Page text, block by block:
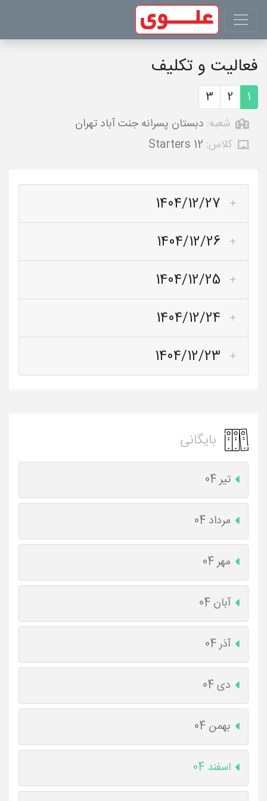
فعالیت و تکلیف
1
2
3
شعبه: دبستان پسرانه جنت آباد تهران
کلاس: Starters 12
1404/12/27
1404/12/26
1404/12/25
1404/12/24
1404/12/23
بایگانی
تیر 04
مرداد 04
مهر 04
آبان 04
آذر 04
دی 04
بهمن 04
اسفند 04